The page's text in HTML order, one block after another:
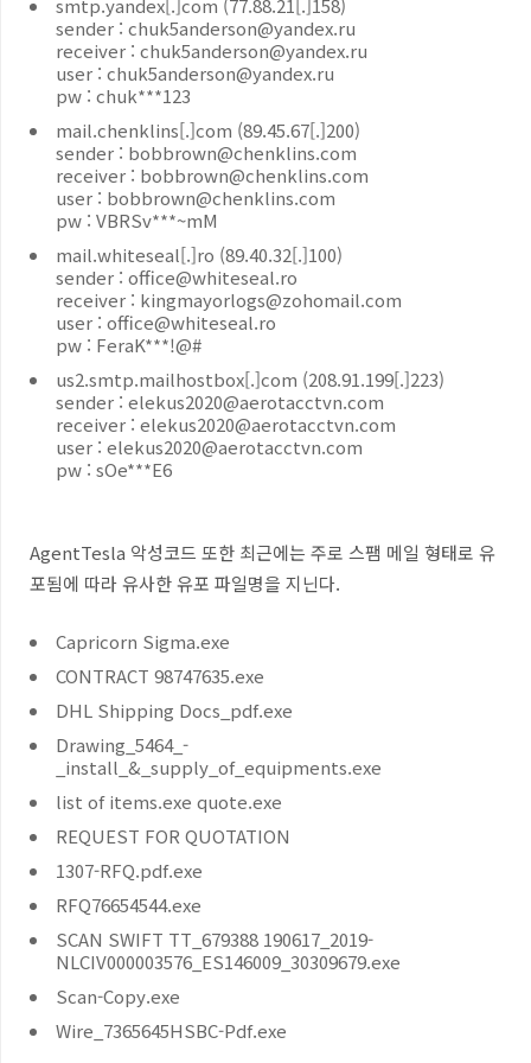
smtp.yandex[.]com (77.88.21[.]158)
sender : chuk5anderson@yandex.ru
receiver : chuk5anderson@yandex.ru
user : chuk5anderson@yandex.ru
pw : chuk***123
mail.chenklins[.]com (89.45.67[.]200)
sender : bobbrown@chenklins.com
receiver : bobbrown@chenklins.com
user : bobbrown@chenklins.com
pw : VBRSv***~mM
mail.whiteseal[.]ro (89.40.32[.]100)
sender : office@whiteseal.ro
receiver : kingmayorlogs@zohomail.com
user : office@whiteseal.ro
pw : FeraK***!@#
us2.smtp.mailhostbox[.]com (208.91.199[.]223)
sender : elekus2020@aerotacctvn.com
receiver : elekus2020@aerotacctvn.com
user : elekus2020@aerotacctvn.com
pw : sOe***E6
AgentTesla 악성코드 또한 최근에는 주로 스팸 메일 형태로 유
포됨에 따라 유사한 유포 파일명을 지닌다.
Capricorn Sigma.exe
CONTRACT 98747635.exe
DHL Shipping Docs_pdf.exe
Drawing_5464_-
_install_&_supply_of_equipments.exe
list of items.exe quote.exe
REQUEST FOR QUOTATION
1307-RFQ.pdf.exe
RFQ76654544.exe
SCAN SWIFT TT_679388 190617_2019-
NLCIV000003576_ES146009_30309679.exe
Scan-Copy.exe
Wire_7365645HSBC-Pdf.exe